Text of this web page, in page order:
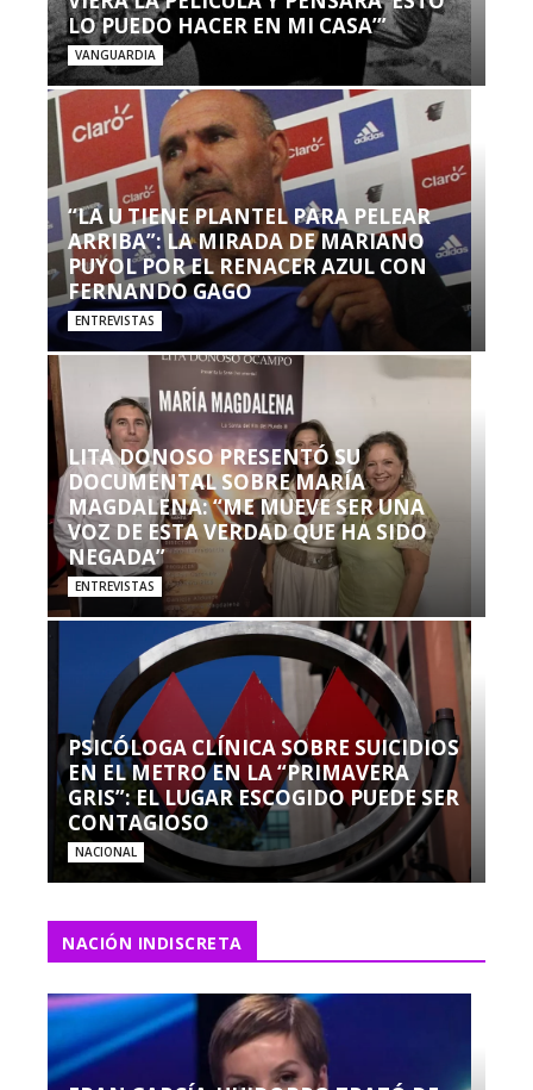
LO PUEDO HACER EN MI CASA’”
VANGUARDIA
“LA U TIENE PLANTEL PARA PELEAR
ARRIBA”: LA MIRADA DE MARIANO
PUYOL POR EL RENACER AZUL CON
FERNANDO GAGO
ENTREVISTAS
LITA DONOSO PRESENTÓ SU
DOCUMENTAL SOBRE MARÍA
MAGDALENA: “ME MUEVE SER UNA
VOZ DE ESTA VERDAD QUE HA SIDO
NEGADA”
ENTREVISTAS
PSICÓLOGA CLÍNICA SOBRE SUICIDIOS
EN EL METRO EN LA “PRIMAVERA
GRIS”: EL LUGAR ESCOGIDO PUEDE SER
CONTAGIOSO
NACIONAL
NACIÓN INDISCRETA